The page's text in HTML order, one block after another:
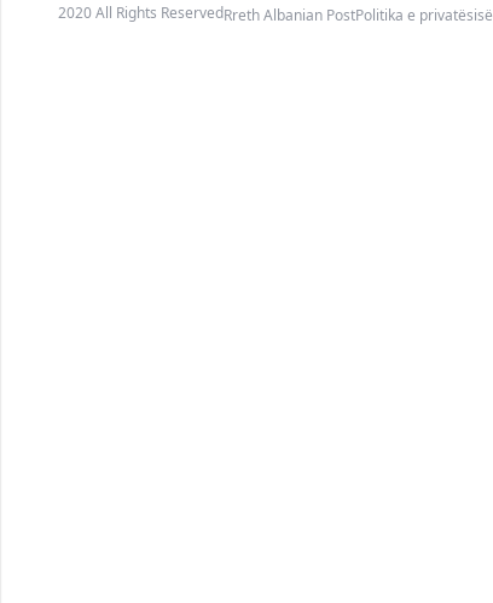
2020 All Rights ReservedRreth Albanian PostPolitika e privatësisë